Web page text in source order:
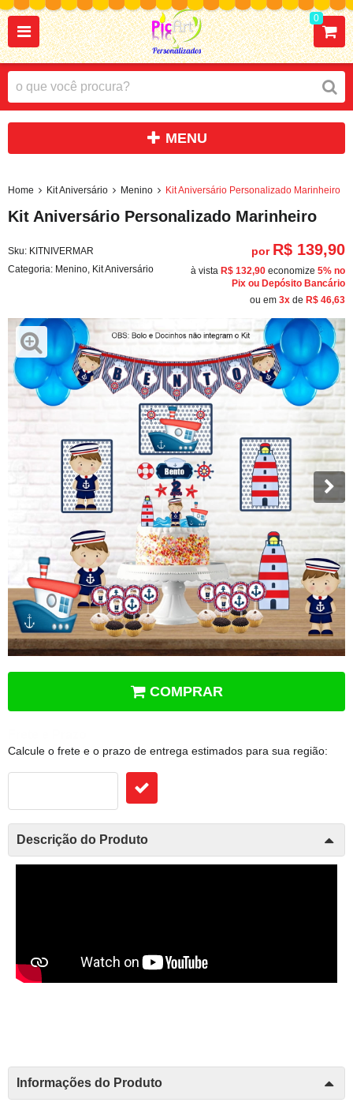
0
Home Kit Aniversário Menino Kit Aniversário Personalizado Marinheiro
Kit Aniversário Personalizado Marinheiro
Sku: KITNIVERMAR
Categoria: Menino Kit Aniversário
por R$ 139,90
à vista R$ 132,90 economize 5% no
Pix ou Depósito Bancário
ou em 3x de R$ 46,63
COMPRAR
Calcule o frete e o prazo de entrega estimados para sua região:
Descrição do Produto
Informações do Produto